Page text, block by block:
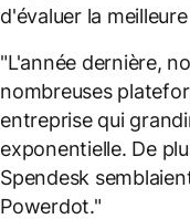
d'évaluer la
"L'année dernière,
nombreuses
entreprise qui
exponentielle. De
Spendesk
Powerdot."